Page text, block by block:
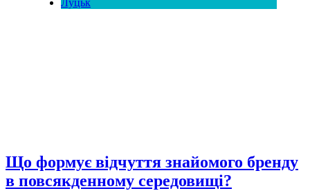
Що формує відчуття знайомого бренду
в повсякденному середовищі?